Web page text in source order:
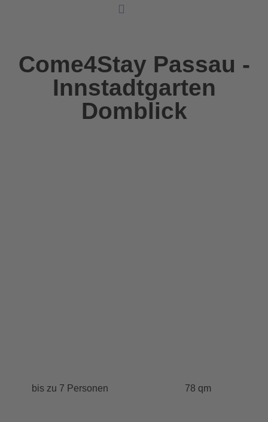
Come4Stay Passau -
Innstadtgarten
Domblick
bis zu 7 Personen 78 qm